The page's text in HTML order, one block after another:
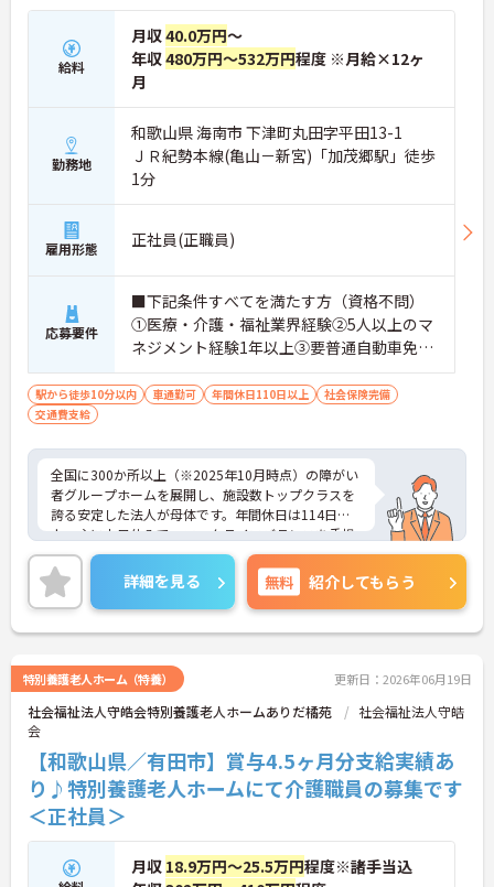
給料
月収40.0万円～
年収480万円～532万円程度 ※月給×12ヶ
月
勤務地
和歌山県 海南市 下津町丸田字平田13-1
ＪＲ紀勢本線(亀山－新宮)「加茂郷駅」徒歩
1分
雇用形態 正社員(正職員)
応募要件
■下記条件すべてを満たす方（資格不問）
①医療・介護・福祉業界経験②5人以上のマ
ネジメント経験1年以上③要普通自動車免許
（AT限定可）※介護業界に関する有資格者
（介護職員初任者研修、介護福祉士な
駅から徒歩10分以内 車通勤可 年間休日110日以上
社会保険完備
交通費支給
全国に300か所以上（※2025年10月時点）の障がい
者グループホームを展開し、施設数トップクラスを
誇る安定した法人が母体です。年間休日は114日以
上、主に土日休みで、ワークライフバランスを重視
した働き方が可能です。産前産後・育児休暇制度も
あり、子育て世代も安心して働ける環境が整ってい
ます。一般社員研修や外部勉強会受講支援制度など
を通じて着実にスキルアップもできます。チームを
まとめ、メンバーの成長を後押しすることにやりが
の職場です。ご興味のある方は詳細等をお伝えしま
すので、お気軽にお問い合わせください。
詳細を見る 無料 紹介してもらう
特別養護老人ホーム（特養） 更新日：2026年06月19日
社会福祉法人守皓会特別養護老人ホームありだ橘苑
社会福祉法人守皓
会
【和歌山県／有田市】賞与4.5ヶ月分支給実績あ
り♪特別養護老人ホームにて介護職員の募集です
＜正社員＞
月収 18.9万円～25.5万円程度※諸手当込